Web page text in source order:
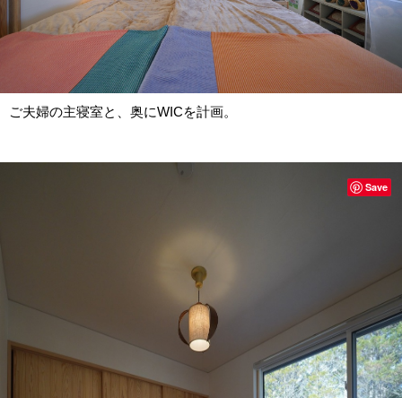
ご夫婦の主寝室と、奥にWICを計画。
Save